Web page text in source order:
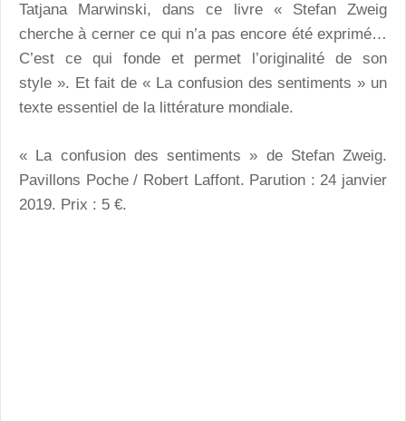
Tatjana Marwinski, dans ce livre « Stefan Zweig
cherche à cerner ce qui n’a pas encore été exprimé…
C’est ce qui fonde et permet l’originalité de son
style ». Et fait de « La confusion des sentiments » un
texte essentiel de la littérature mondiale.
« La confusion des sentiments » de Stefan Zweig.
Pavillons Poche / Robert Laffont. Parution : 24 janvier
2019. Prix : 5 €.